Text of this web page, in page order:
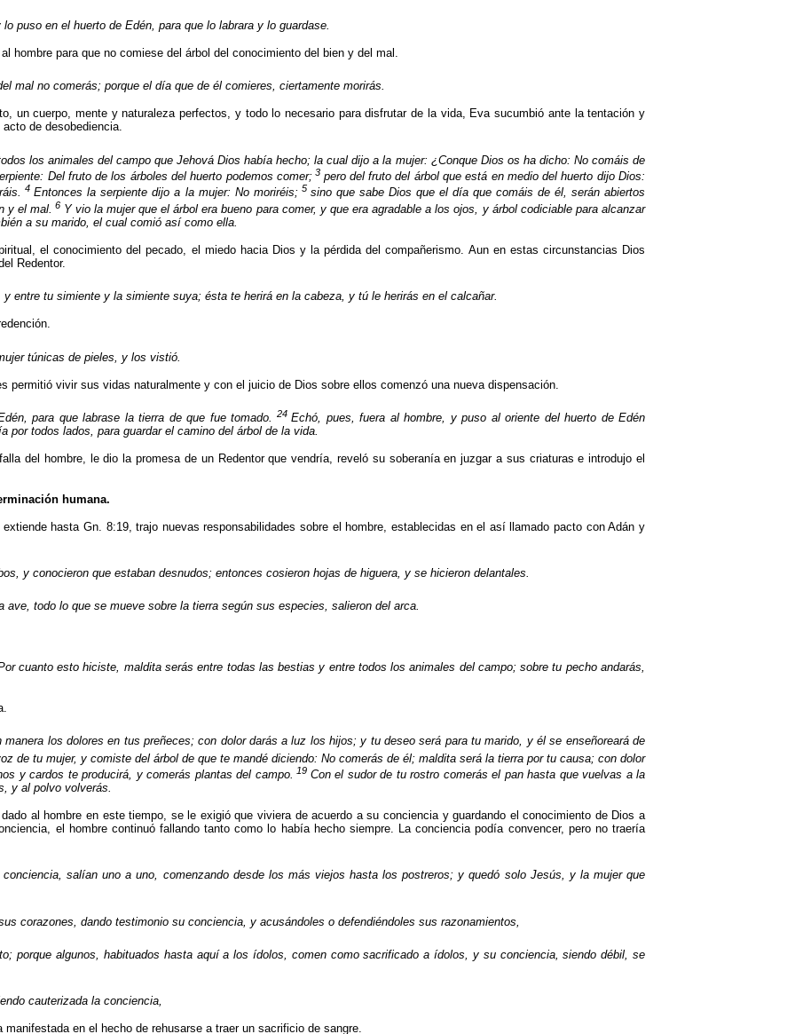
puso en el huerto de Edén, para que lo labrara y lo guardase.
hombre para que no comiese del árbol del conocimiento del bien y del mal.
mal no comerás; porque el día que de él comieres, ciertamente morirás.
un cuerpo, mente y naturaleza perfectos, y todo lo necesario para disfrutar de la vida, Eva sucumbió ante la tentación y
de desobediencia.
los animales del campo que Jehová Dios había hecho; la cual dijo a la mujer: ¿Conque Dios os ha dicho: No comáis de
Del fruto de los árboles del huerto podemos comer; 3 pero del fruto del árbol que está en medio del huerto dijo Dios:
4 Entonces la serpiente dijo a la mujer: No moriréis; 5 sino que sabe Dios que el día que comáis de él, serán abiertos
y el mal. 6 Y vio la mujer que el árbol era bueno para comer, y que era agradable a los ojos, y árbol codiciable para alcanzar
a su marido, el cual comió así como ella.
el conocimiento del pecado, el miedo hacia Dios y la pérdida del compañerismo. Aun en estas circunstancias Dios
Redentor.
entre tu simiente y la simiente suya; ésta te herirá en la cabeza, y tú le herirás en el calcañar.
túnicas de pieles, y los vistió.
permitió vivir sus vidas naturalmente y con el juicio de Dios sobre ellos comenzó una nueva dispensación.
para que labrase la tierra de que fue tomado. 24 Echó, pues, fuera al hombre, y puso al oriente del huerto de Edén
por todos lados, para guardar el camino del árbol de la vida.
del hombre, le dio la promesa de un Redentor que vendría, reveló su soberanía en juzgar a sus criaturas e introdujo el
humana.
hasta Gn. 8:19, trajo nuevas responsabilidades sobre el hombre, establecidas en el así llamado pacto con Adán y
y conocieron que estaban desnudos; entonces cosieron hojas de higuera, y se hicieron delantales.
ave, todo lo que se mueve sobre la tierra según sus especies, salieron del arca.
cuanto esto hiciste, maldita serás entre todas las bestias y entre todos los animales del campo; sobre tu pecho andarás,
los dolores en tus preñeces; con dolor darás a luz los hijos; y tu deseo será para tu marido, y él se enseñoreará de
de tu mujer, y comiste del árbol de que te mandé diciendo: No comerás de él; maldita será la tierra por tu causa; con dolor
y cardos te producirá, y comerás plantas del campo. 19 Con el sudor de tu rostro comerás el pan hasta que vuelvas a la
y al polvo volverás.
al hombre en este tiempo, se le exigió que viviera de acuerdo a su conciencia y guardando el conocimiento de Dios a
el hombre continuó fallando tanto como lo había hecho siempre. La conciencia podía convencer, pero no traería
salían uno a uno, comenzando desde los más viejos hasta los postreros; y quedó solo Jesús, y la mujer que
corazones, dando testimonio su conciencia, y acusándoles o defendiéndoles sus razonamientos,
porque algunos, habituados hasta aquí a los ídolos, comen como sacrificado a ídolos, y su conciencia, siendo débil, se
cauterizada la conciencia,
en el hecho de rehusarse a traer un sacrificio de sangre.